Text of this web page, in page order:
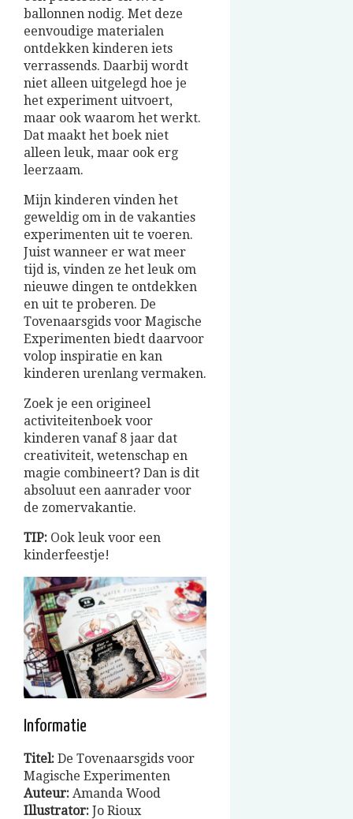
ballonnen nodig. Met deze
eenvoudige materialen
ontdekken kinderen iets
verrassends. Daarbij wordt
niet alleen uitgelegd hoe je
het experiment uitvoert,
maar ook waarom het werkt.
Dat maakt het boek niet
alleen leuk, maar ook erg
leerzaam.
Mijn kinderen vinden het
geweldig om in de vakanties
experimenten uit te voeren.
Juist wanneer er wat meer
tijd is, vinden ze het leuk om
nieuwe dingen te ontdekken
en uit te proberen. De
Tovenaarsgids voor Magische
Experimenten biedt daarvoor
volop inspiratie en kan
kinderen urenlang vermaken.
Zoek je een origineel
activiteitenboek voor
kinderen vanaf 8 jaar dat
creativiteit, wetenschap en
magie combineert? Dan is dit
absoluut een aanrader voor
de zomervakantie.
TIP: Ook leuk voor een
kinderfeestje!
Informatie
Titel: De Tovenaarsgids voor
Magische Experimenten
Auteur: Amanda Wood
Illustrator: Jo Rioux